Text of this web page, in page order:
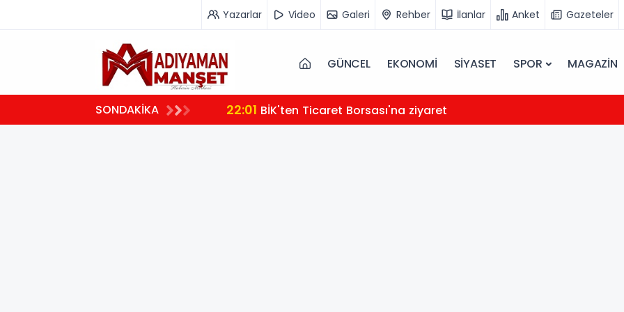
Yazarlar Video Galeri Rehber İlanlar Anket Gazeteler
GÜNCEL EKONOMİ SİYASET SPOR MAGAZİN
SONDAKİKA 22:01 BİK'ten Ticaret Borsası'na ziyaret